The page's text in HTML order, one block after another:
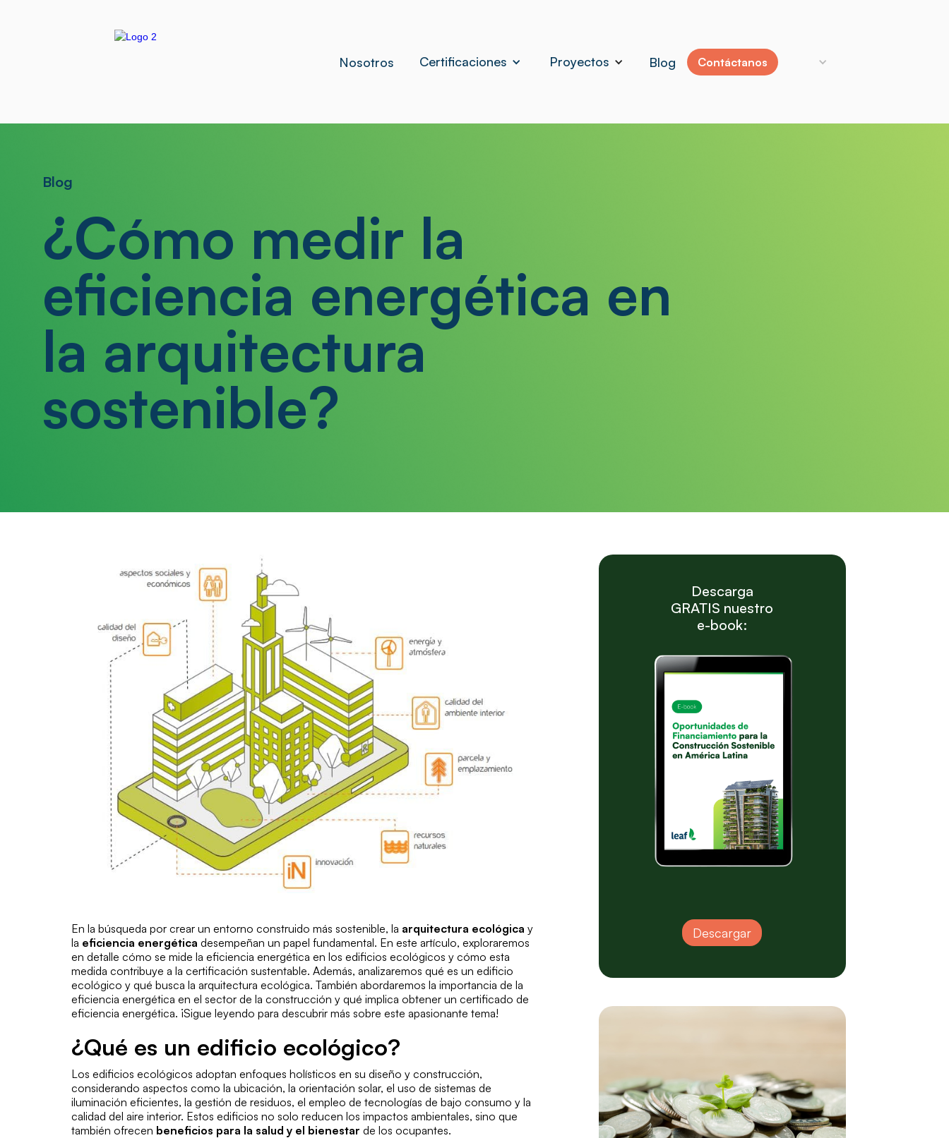
Nosotros Certificaciones Proyectos Blog Contáctanos
Blog
¿Cómo medir la
eficiencia energética en
la arquitectura
sostenible?
En la búsqueda por crear un entorno construido más sostenible, la arquitectura ecológica y
la eficiencia energética desempeñan un papel fundamental. En este artículo, exploraremos
en detalle cómo se mide la eficiencia energética en los edificios ecológicos y cómo esta
medida contribuye a la certificación sustentable. Además, analizaremos qué es un edificio
ecológico y qué busca la arquitectura ecológica. También abordaremos la importancia de la
eficiencia energética en el sector de la construcción y qué implica obtener un certificado de
eficiencia energética. ¡Sigue leyendo para descubrir más sobre este apasionante tema!
¿Qué es un edificio ecológico?
Los edificios ecológicos adoptan enfoques holísticos en su diseño y construcción,
considerando aspectos como la ubicación, la orientación solar, el uso de sistemas de
iluminación eficientes, la gestión de residuos, el empleo de tecnologías de bajo consumo y la
calidad del aire interior. Estos edificios no solo reducen los impactos ambientales, sino que
también ofrecen beneficios para la salud y el bienestar de los ocupantes.
Descarga
GRATIS nuestro
e-book:
Descargar